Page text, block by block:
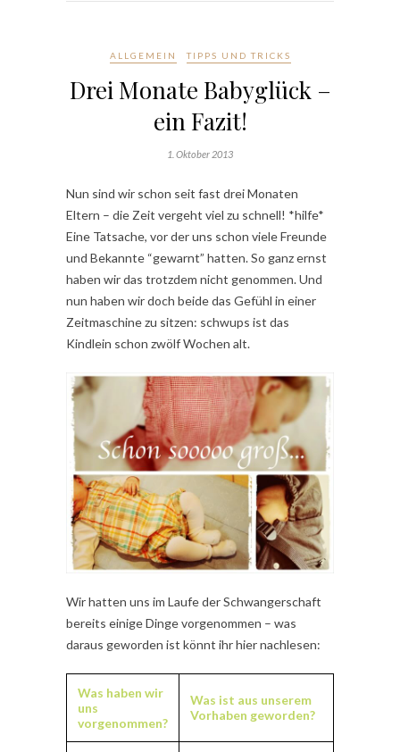
ALLGEMEIN TIPPS UND TRICKS
Drei Monate Babyglück –
ein Fazit!
1. Oktober 2013
Nun sind wir schon seit fast drei Monaten
Eltern – die Zeit vergeht viel zu schnell! *hilfe*
Eine Tatsache, vor der uns schon viele Freunde
und Bekannte “gewarnt” hatten. So ganz ernst
haben wir das trotzdem nicht genommen. Und
nun haben wir doch beide das Gefühl in einer
Zeitmaschine zu sitzen: schwups ist das
Kindlein schon zwölf Wochen alt.
Wir hatten uns im Laufe der Schwangerschaft
bereits einige Dinge vorgenommen – was
daraus geworden ist könnt ihr hier nachlesen:
Was haben wir
uns
vorgenommen?
Was ist aus unserem
Vorhaben geworden?